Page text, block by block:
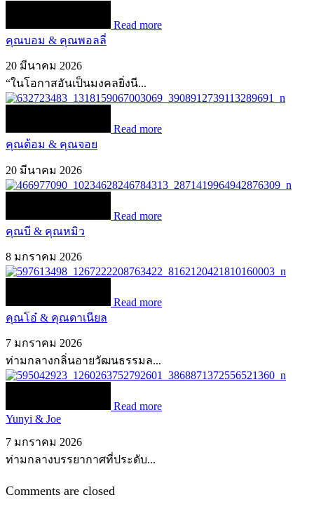
Read more
คุณบอม & คุณพอลลี่
20 มีนาคม 2026
“ในโอกาสอันเป็นมงคลยิ่งนี...
Read more
คุณต้อม & คุณจอย
20 มีนาคม 2026
Read more
คุณบี & คุณหมิว
8 มกราคม 2026
Read more
คุณโอ๋ & คุณดาเนียล
7 มกราคม 2026
ท่ามกลางกลิ่นอายวัฒนธรรมล...
Read more
Yunyi & Joe
7 มกราคม 2026
ท่ามกลางบรรยากาศที่ประดับ...
Comments are closed